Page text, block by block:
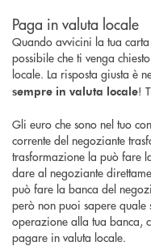
Paga in valuta locale
Quando avvicini la tua
possibile che ti venga
locale. La risposta giusta è
sempre in valuta locale!
Gli euro che sono nel tuo
corrente del negoziante
trasformazione la può fare
dare al negoziante
può fare la banca del
però non puoi sapere quale
operazione alla tua banca,
pagare in valuta locale.